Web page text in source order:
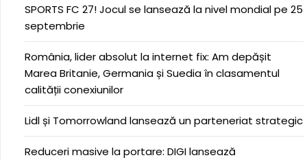
SPORTS FC 27! Jocul se lansează la nivel mondial pe 25
septembrie
România, lider absolut la internet fix: Am depășit
Marea Britanie, Germania și Suedia în clasamentul
calității conexiunilor
Lidl și Tomorrowland lansează un parteneriat strategic
Reduceri masive la portare: DIGI lansează